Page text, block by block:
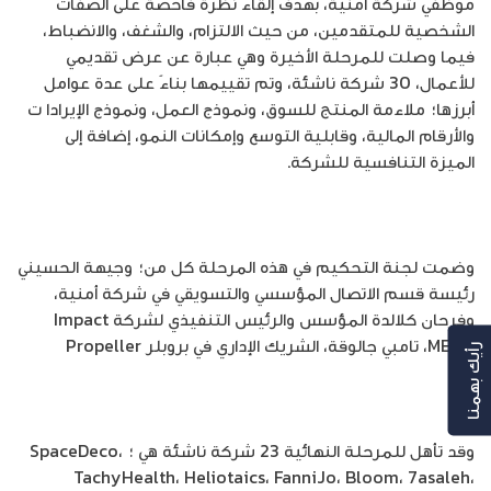
الشخصية للمتقدمين، من حيث الالتزام، والشغف، والانضباط،
فيما وصلت للمرحلة الأخيرة وهي عبارة عن عرض تقديمي
للأعمال، 30 شركة ناشئة، وتم تقييمها بناءً على عدة عوامل
أبرزها؛ ملاءمة المنتج للسوق، ونموذج العمل، ونموذج الإيرادا ت
والأرقام المالية، وقابلية التوسع وإمكانات النمو، إضافة إلى
الميزة التنافسية للشركة.
وضمت لجنة التحكيم في هذه المرحلة كل من؛ وجيهة الحسيني
رئيسة قسم الاتصال المؤسسي والتسويقي في شركة أمنية،
وفرحان كلالدة المؤسس والرئيس التنفيذي لشركة Impact
MENA، تامبي جالوقة، الشريك الإداري في بروبلر Propeller
وقد تأهل للمرحلة النهائية 23 شركة ناشئة هي ؛ SpaceDeco،
TachyHealth، Heliotaics، FanniJo، Bloom، 7asaleh،
رأيك بهمنا